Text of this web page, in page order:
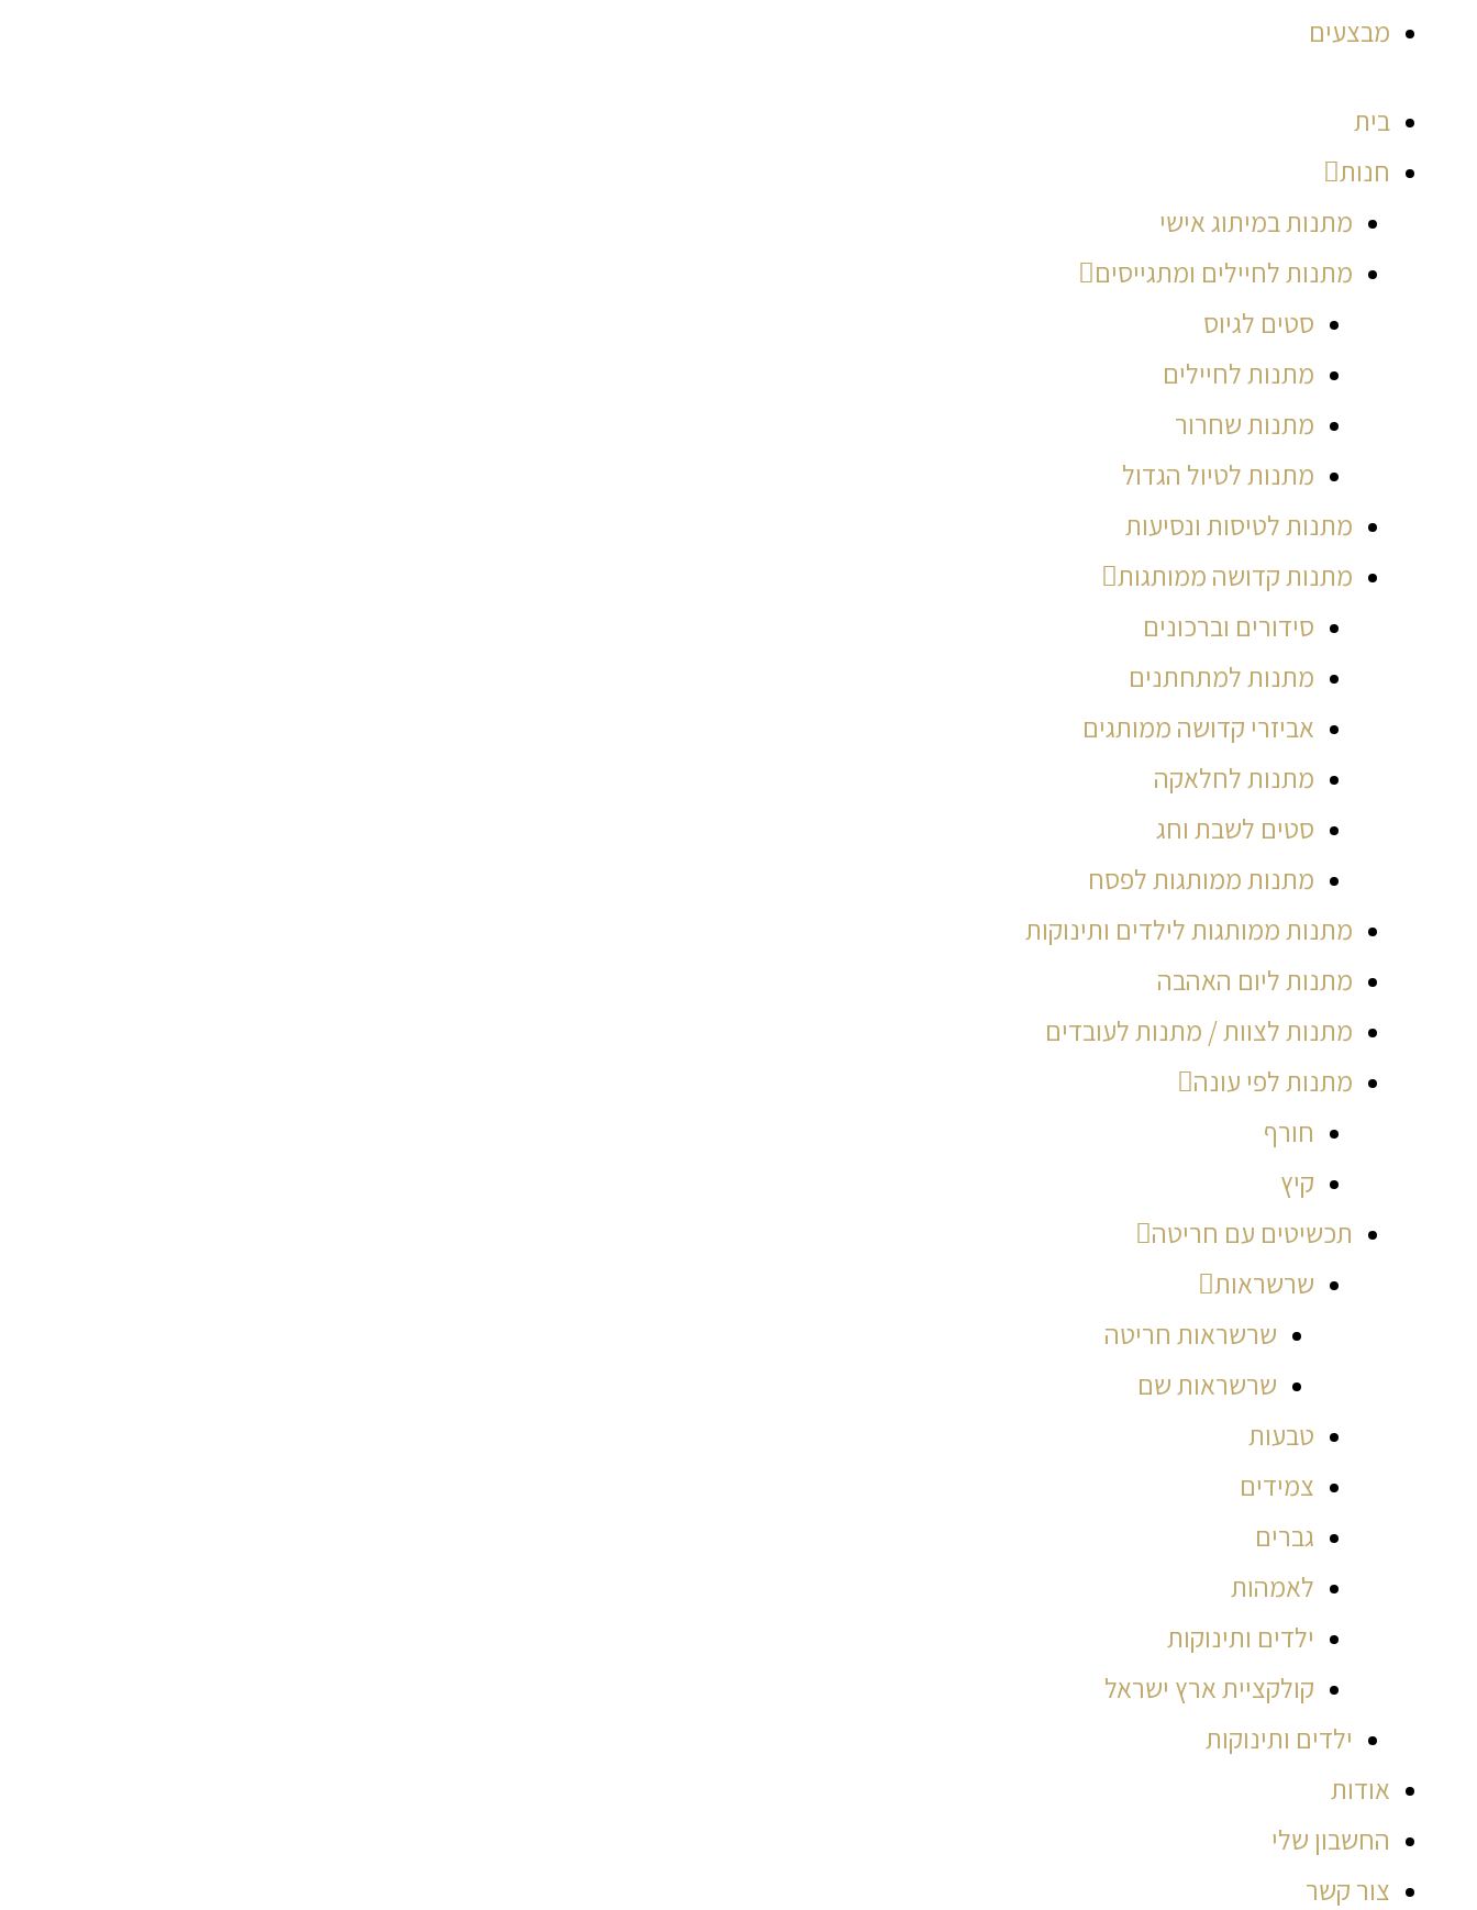
מבצעים
בית
חנות
מתנות במיתוג אישי
מתנות לחיילים ומתגייסים
סטים לגיוס
מתנות לחיילים
מתנות שחרור
מתנות לטיול הגדול
מתנות לטיסות ונסיעות
מתנות קדושה ממותגות
סידורים וברכונים
מתנות למתחתנים
אביזרי קדושה ממותגים
מתנות לחלאקה
סטים לשבת וחג
מתנות ממותגות לפסח
מתנות ממותגות לילדים ותינוקות
מתנות ליום האהבה
מתנות לצוות / מתנות לעובדים
מתנות לפי עונה
חורף
קיץ
תכשיטים עם חריטה
שרשראות
שרשראות חריטה
שרשראות שם
טבעות
צמידים
גברים
לאמהות
ילדים ותינוקות
קולקציית ארץ ישראל
ילדים ותינוקות
אודות
החשבון שלי
צור קשר